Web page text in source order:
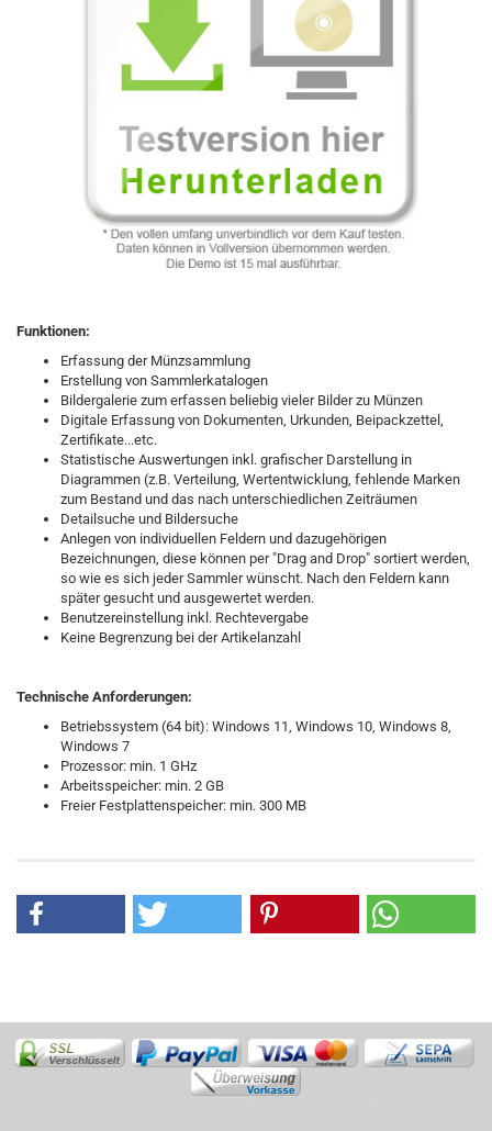
Funktionen:
Erfassung der Münzsammlung
Erstellung von Sammlerkatalogen
Bildergalerie zum erfassen beliebig vieler Bilder zu Münzen
Digitale Erfassung von Dokumenten, Urkunden, Beipackzettel,
Zertifikate...etc.
Statistische Auswertungen inkl. grafischer Darstellung in
Diagrammen (z.B. Verteilung, Wertentwicklung, fehlende Marken
zum Bestand und das nach unterschiedlichen Zeiträumen
Detailsuche und Bildersuche
Anlegen von individuellen Feldern und dazugehörigen
Bezeichnungen, diese können per "Drag and Drop" sortiert werden,
so wie es sich jeder Sammler wünscht. Nach den Feldern kann
später gesucht und ausgewertet werden.
Benutzereinstellung inkl. Rechtevergabe
Keine Begrenzung bei der Artikelanzahl
Technische Anforderungen:
Betriebssystem (64 bit): Windows 11, Windows 10, Windows 8,
Windows 7
Prozessor: min. 1 GHz
Arbeitsspeicher: min. 2 GB
Freier Festplattenspeicher: min. 300 MB